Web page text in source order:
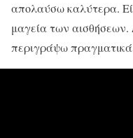
απολαύσω καλύτερα.
μαγεία των
περιγράψω